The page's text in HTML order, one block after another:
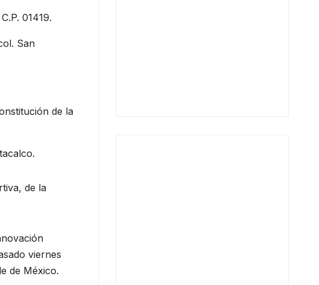
01419.
San
de la
de la
viernes
de México.